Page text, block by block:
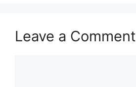
Leave a Comment